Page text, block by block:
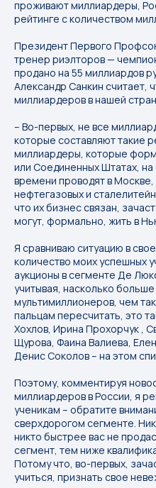
проживают миллиардеры,
рейтинге с количеством
Президент Первого
тренер риэлторов —
продано на 55 миллиардов
Александр Санкин считает,
миллиардеров в нашей
– Во-первых, не все
которые составляют такие
миллиардеры, которые
или Соединенных Штатах,
времени проводят в
нефтегазовых и
что их бизнес связан,
могут, формально, жить в
Я сравниваю ситуацию в
количество моих успешных
аукционы в сегменте Де
учитывая, насколько
мультимиллионеров, чем
пальцам пересчитать, это
Хохлов, Ирина Прохорчук ,
Щурова, Фаина Валиева,
Денис Соколов – на этом
Поэтому, комментируя
миллиардеров в России, я
ученикам – обратите
сверхдорогом сегменте.
никто быстрее вас не
сегмент, тем ниже
Потому что, во-первых,
учиться, признать свое